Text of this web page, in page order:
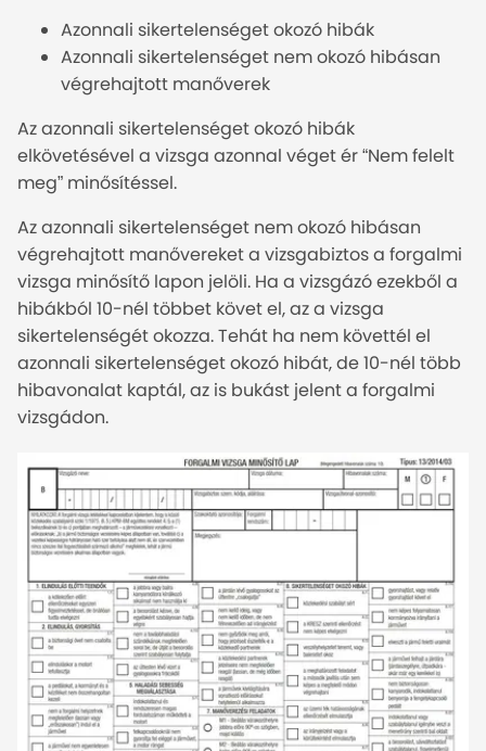
Azonnali sikertelenséget okozó hibák
Azonnali sikertelenséget nem okozó hibásan
végrehajtott manőverek
Az azonnali sikertelenséget okozó hibák
elkövetésével a vizsga azonnal véget ér “Nem felelt
meg” minősítéssel.
Az azonnali sikertelenséget nem okozó hibásan
végrehajtott manővereket a vizsgabiztos a forgalmi
vizsga minősítő lapon jelöli. Ha a vizsgázó ezekből a
hibákból 10-nél többet követ el, az a vizsga
sikertelenségét okozza. Tehát ha nem követtél el
azonnali sikertelenséget okozó hibát, de 10-nél több
hibavonalat kaptál, az is bukást jelent a forgalmi
vizsgádon.